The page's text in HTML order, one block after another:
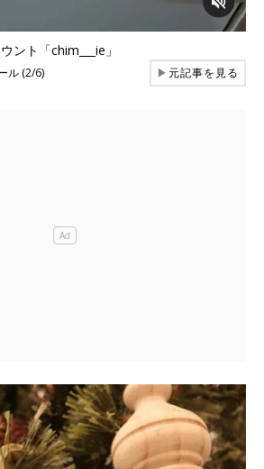
ント「chim___ie」
ル (2/6) ▶元記事を見る